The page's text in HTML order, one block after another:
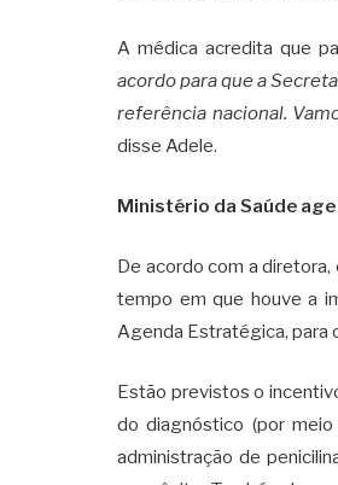
A médica acredita que
acordo para que a
referência nacional.
disse Adele.
Ministério da Saúde
De acordo com a
tempo em que houve a
Agenda Estratégica, para
Estão previstos o
do diagnóstico (por
administração de